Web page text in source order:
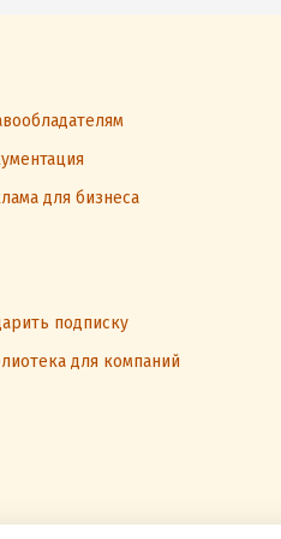
для бизнеса
подписку
для компаний